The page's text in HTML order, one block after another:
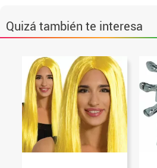
Quizá también te interesa